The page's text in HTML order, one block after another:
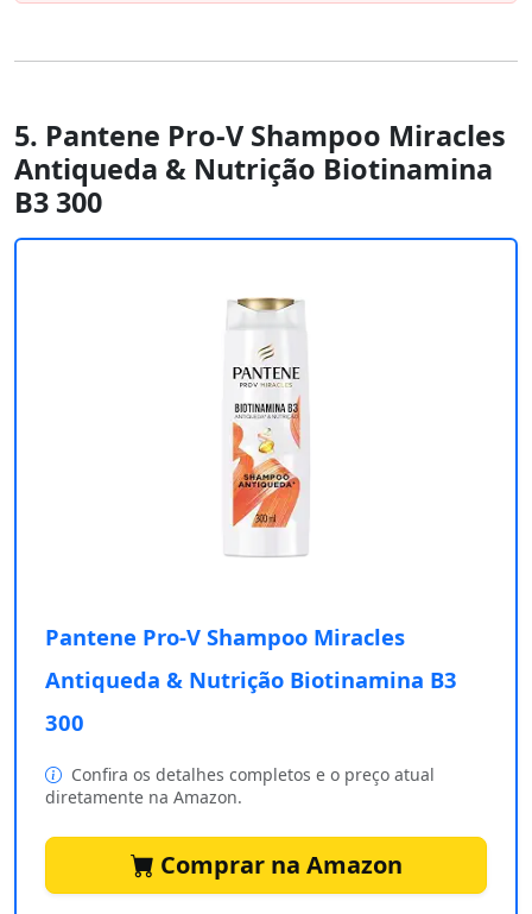
5. Pantene Pro-V Shampoo Miracles
Antiqueda & Nutrição Biotinamina
B3 300
Pantene Pro-V Shampoo Miracles
Antiqueda & Nutrição Biotinamina B3
300
Confira os detalhes completos e o preço atual
diretamente na Amazon.
Comprar na Amazon